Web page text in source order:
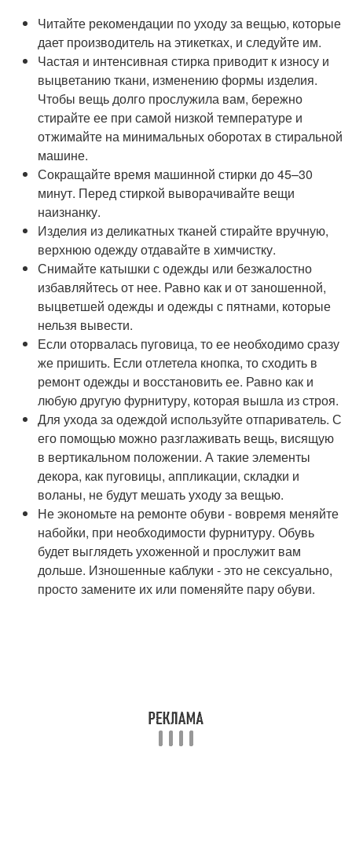
Читайте рекомендации по уходу за вещью, которые
дает производитель на этикетках, и следуйте им.
Частая и интенсивная стирка приводит к износу и
выцветанию ткани, изменению формы изделия.
Чтобы вещь долго прослужила вам, бережно
стирайте ее при самой низкой температуре и
отжимайте на минимальных оборотах в стиральной
машине.
Сокращайте время машинной стирки до 45–30
минут. Перед стиркой выворачивайте вещи
наизнанку.
Изделия из деликатных тканей стирайте вручную,
верхнюю одежду отдавайте в химчистку.
Снимайте катышки с одежды или безжалостно
избавляйтесь от нее. Равно как и от заношенной,
выцветшей одежды и одежды с пятнами, которые
нельзя вывести.
Если оторвалась пуговица, то ее необходимо сразу
же пришить. Если отлетела кнопка, то сходить в
ремонт одежды и восстановить ее. Равно как и
любую другую фурнитуру, которая вышла из строя.
Для ухода за одеждой используйте отпариватель. С
его помощью можно разглаживать вещь, висящую
в вертикальном положении. А такие элементы
декора, как пуговицы, аппликации, складки и
воланы, не будут мешать уходу за вещью.
Не экономьте на ремонте обуви - вовремя меняйте
набойки, при необходимости фурнитуру. Обувь
будет выглядеть ухоженной и прослужит вам
дольше. Изношенные каблуки - это не сексуально,
просто замените их или поменяйте пару обуви.